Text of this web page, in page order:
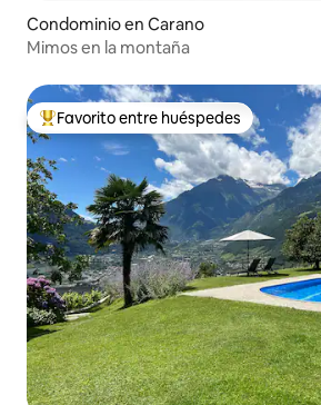
Condominio en Carano
Mimos en la montaña
De los mejores en Favorito entre
Favorito entre huéspedes